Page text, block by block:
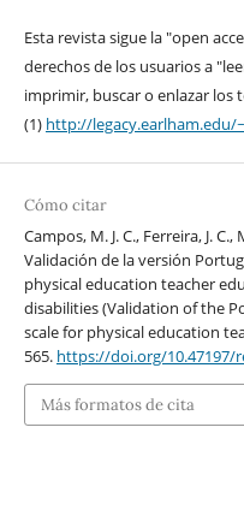
Esta revista sigue la "open
derechos de los usuarios a
imprimir, buscar o enlazar los
(1) http://legacy.earlham.edu/
Cómo citar
Campos, M. J. C., Ferreira, J.
Validación de la versión
physical education teacher
disabilities (Validation of the
scale for physical education
565. https://doi.org/10.47197/
Más formatos de cita